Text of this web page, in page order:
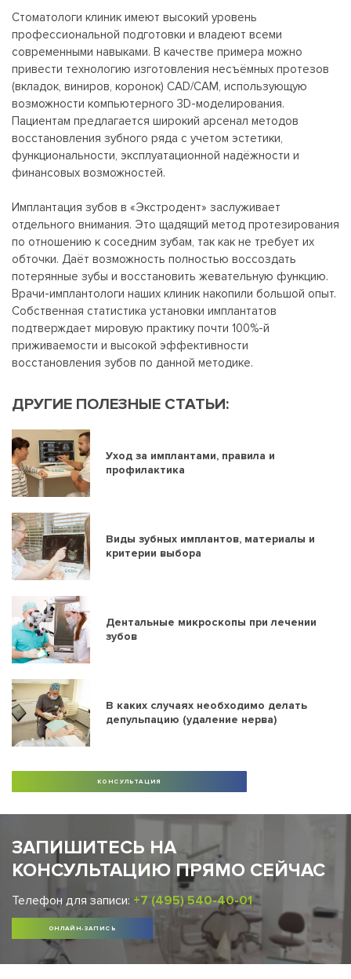
Стоматологи клиник имеют высокий уровень
профессиональной подготовки и владеют всеми
современными навыками. В качестве примера можно
привести технологию изготовления несъёмных протезов
(вкладок, виниров, коронок) CAD/CAM, использующую
возможности компьютерного 3D-моделирования.
Пациентам предлагается широкий арсенал методов
восстановления зубного ряда с учетом эстетики,
функциональности, эксплуатационной надёжности и
финансовых возможностей.
Имплантация зубов в «Экстродент» заслуживает
отдельного внимания. Это щадящий метод протезирования
по отношению к соседним зубам, так как не требует их
обточки. Даёт возможность полностью воссоздать
потерянные зубы и восстановить жевательную функцию.
Врачи-имплантологи наших клиник накопили большой опыт.
Собственная статистика установки имплантатов
подтверждает мировую практику почти 100%-й
приживаемости и высокой эффективности
восстановления зубов по данной методике.
ДРУГИЕ ПОЛЕЗНЫЕ СТАТЬИ:
Уход за имплантами, правила и
профилактика
Виды зубных имплантов, материалы и
критерии выбора
Дентальные микроскопы при лечении
зубов
В каких случаях необходимо делать
депульпацию (удаление нерва)
КОНСУЛЬТАЦИЯ
ЗАПИШИТЕСЬ НА
КОНСУЛЬТАЦИЮ ПРЯМО СЕЙЧАС
Телефон для записи: +7 (495) 540-40-01
ОНЛАЙН-ЗАПИСЬ